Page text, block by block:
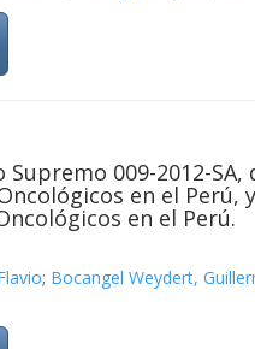
009-2012-
en el
en el Perú.
; Bocangel Weydert,